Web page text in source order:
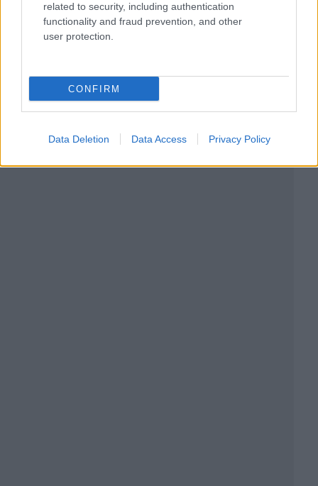
related to security, including authentication
functionality and fraud prevention, and other
user protection.
CONFIRM
Data Deletion Data Access Privacy Policy